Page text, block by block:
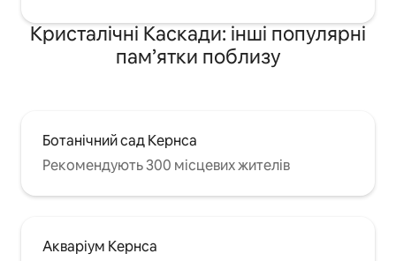
Кристалічні Каскади: інші популярні
пам’ятки поблизу
Ботанічний сад Кернса
Рекомендують 300 місцевих жителів
Акваріум Кернса